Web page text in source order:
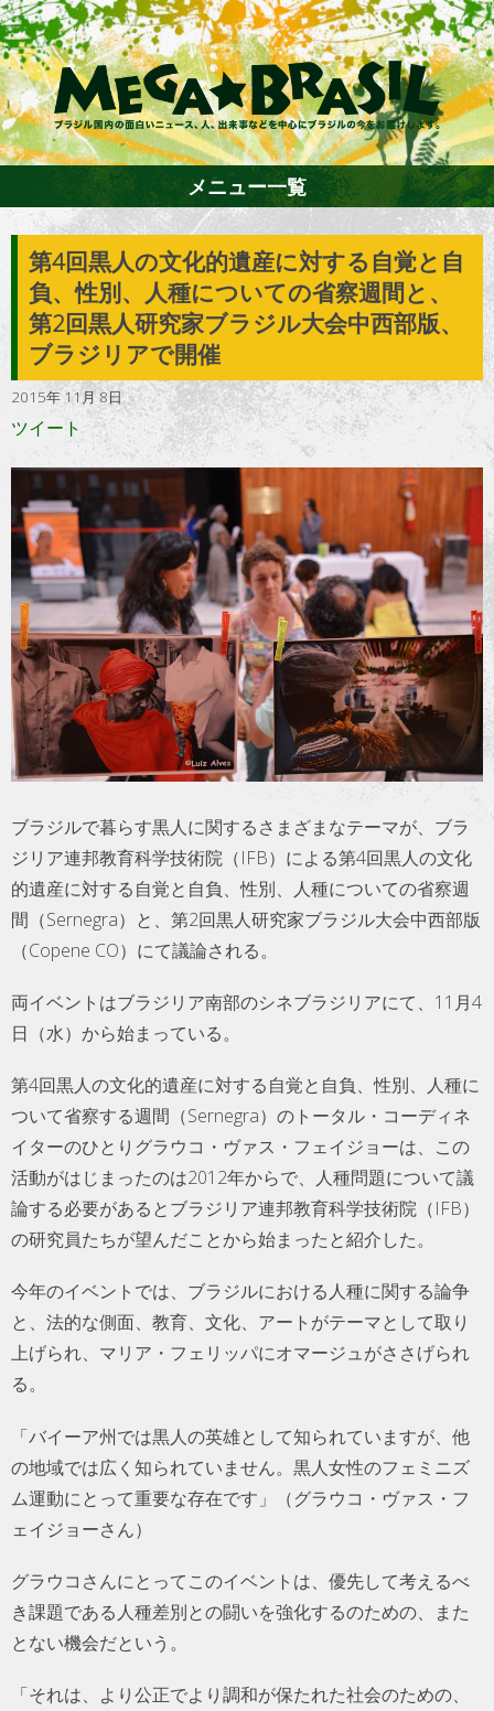
ホーム
ファション
エンターテイメント
グルメ
トラベル
サッカー
PEOPLE
ビジネス
コラム
メニュー一覧
第4回黒人の文化的遺産に対する自覚と自
負、性別、人種についての省察週間と、
第2回黒人研究家ブラジル大会中西部版、
ブラジリアで開催
2015年 11月 8日
ツイート
ブラジルで暮らす黒人に関するさまざまなテーマが、ブラ
ジリア連邦教育科学技術院（IFB）による第4回黒人の文化
的遺産に対する自覚と自負、性別、人種についての省察週
間（Sernegra）と、第2回黒人研究家ブラジル大会中西部版
（Copene CO）にて議論される。
両イベントはブラジリア南部のシネブラジリアにて、11月4
日（水）から始まっている。
第4回黒人の文化的遺産に対する自覚と自負、性別、人種に
ついて省察する週間（Sernegra）のトータル・コーディネ
イターのひとりグラウコ・ヴァス・フェイジョーは、この
活動がはじまったのは2012年からで、人種問題について議
論する必要があるとブラジリア連邦教育科学技術院（IFB）
の研究員たちが望んだことから始まったと紹介した。
今年のイベントでは、ブラジルにおける人種に関する論争
と、法的な側面、教育、文化、アートがテーマとして取り
上げられ、マリア・フェリッパにオマージュがささげられ
る。
「バイーア州では黒人の英雄として知られていますが、他
の地域では広く知られていません。黒人女性のフェミニズ
ム運動にとって重要な存在です」（グラウコ・ヴァス・フ
ェイジョーさん）
グラウコさんにとってこのイベントは、優先して考えるべ
き課題である人種差別との闘いを強化するのための、また
とない機会だという。
「それは、より公正でより調和が保たれた社会のための、